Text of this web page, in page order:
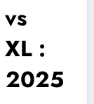
:
2025